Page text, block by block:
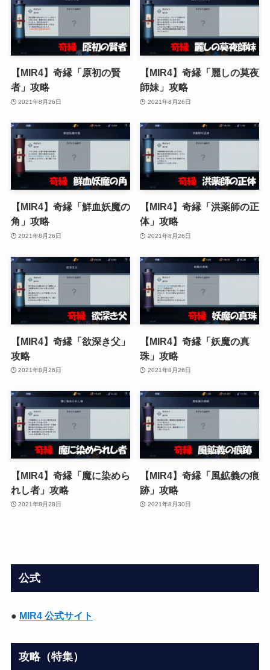
【MIR4】奇縁「原初の賢
者」攻略
2021年8月26日
【MIR4】奇縁「麗しの莫夜
師妹」攻略
2021年8月26日
【MIR4】奇縁「鮮血妖魔の
角」攻略
2021年8月26日
【MIR4】奇縁「洪薬師の正
体」攻略
2021年8月26日
【MIR4】奇縁「欲深き父」
攻略
2021年8月26日
【MIR4】奇縁「妖魔の真
珠」攻略
2021年8月26日
【MIR4】奇縁「魔に染めら
れし者」攻略
2021年8月28日
【MIR4】奇縁「風鉱義の痕
跡」攻略
2021年8月30日
公式
● MIR4 公式サイト
攻略（特集）